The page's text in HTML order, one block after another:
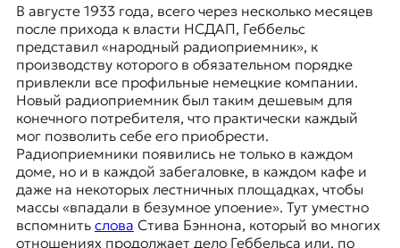
В августе 1933 года, всего через несколько месяцев
после прихода к власти НСДАП, Геббельс
представил «народный радиоприемник», к
производству которого в обязательном порядке
привлекли все профильные немецкие компании.
Новый радиоприемник был таким дешевым для
конечного потребителя, что практически каждый
мог позволить себе его приобрести.
Радиоприемники появились не только в каждом
доме, но и в каждой забегаловке, в каждом кафе и
даже на некоторых лестничных площадках, чтобы
массы «впадали в безумное упоение». Тут уместно
вспомнить слова Стива Бэннона, который во многих
отношениях продолжает дело Геббельса или, по